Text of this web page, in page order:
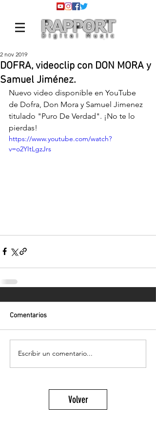
DOFRA, videoclip con DON MORA y
Samuel Jiménez.
2 nov 2019
Nuevo video disponible en YouTube
de Dofra, Don Mora y Samuel Jimenez
titulado "Puro De Verdad". ¡No te lo
pierdas!
https://www.youtube.com/watch?
v=o2YItLgzJrs
Comentarios
Escribir un comentario...
Volver